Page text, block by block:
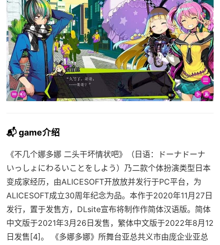
📬 game介绍
《不几个娜多娜 二头干坏情状吧》（日语：ドーナドーナ
いっしょにわるいことをしよう）乃二款个体扮演类型日本
变成家经历，由ALICESOFT开放放并发行于PC平台，为
ALICESOFT成立30周年纪念为品。本作于2020年11月27日
发行，置于发售方，DLsite宣布将制作作简体汉语版。简体
中文版于2021年3月26日发售，繁体中文版于2022年8月12
日发售[4]。 《多娜多娜》所舞台亚总共义市由庞企业亚总